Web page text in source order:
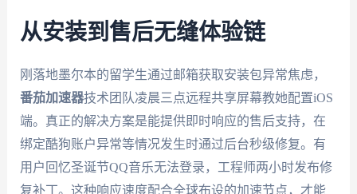
从安装到售后无缝体验链
刚落地墨尔本的留学生通过邮箱获取安装包异常焦虑，
番茄加速器技术团队凌晨三点远程共享屏幕教她配置iOS
端。真正的解决方案是能提供即时响应的售后支持，在
绑定酷狗账户异常等情况发生时通过后台秒级修复。有
用户回忆圣诞节QQ音乐无法登录，工程师两小时发布修
复补丁。这种响应速度配合全球布设的加速节点，才能